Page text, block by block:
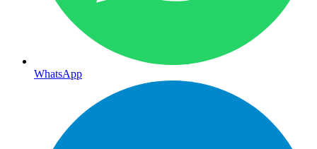
WhatsApp